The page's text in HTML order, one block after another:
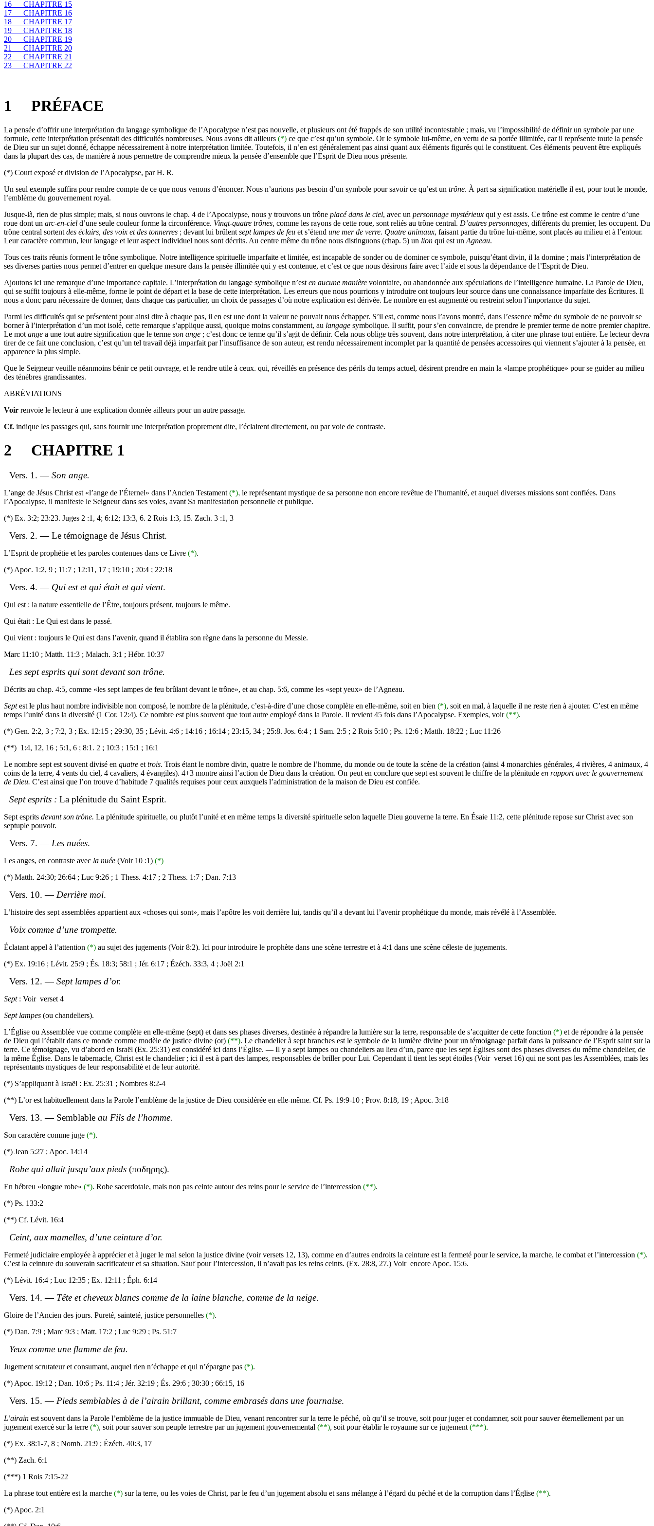
16
CHAPITRE 15
17
CHAPITRE 16
18
CHAPITRE 17
19
CHAPITRE 18
20
CHAPITRE 19
21
CHAPITRE 20
22
CHAPITRE 21
23
CHAPITRE 22
1 PRÉFACE
La pensée d’offrir une interprétation du langage symbolique de l’Apocalypse n’est pas nouvelle, et plusieurs ont été frappés de son utilité incontestable ; mais, vu l’impossibilité de définir un symbole par une
formule, cette interprétation présentait des difficultés nombreuses. Nous avons dit ailleurs (*) ce que c’est qu’un symbole. Or le symbole lui-même, en vertu de sa portée illimitée, car il représente toute la pensée
de Dieu sur un sujet donné, échappe nécessairement à notre interprétation limitée. Toutefois, il n’en est généralement pas ainsi quant aux éléments figurés qui le constituent. Ces éléments peuvent être expliqués
dans la plupart des cas, de manière à nous permettre de comprendre mieux la pensée d’ensemble que l’Esprit de Dieu nous présente.
(*) Court exposé et division de l’Apocalypse, par H. R.
Un seul exemple suffira pour rendre compte de ce que nous venons d’énoncer. Nous n’aurions pas besoin d’un symbole pour savoir ce qu’est un trône. À part sa signification matérielle il est, pour tout le monde,
l’emblème du gouvernement royal.
Jusque-là, rien de plus simple; mais, si nous ouvrons le chap. 4 de l’Apocalypse, nous y trouvons un trône placé dans le ciel, avec un personnage mystérieux qui y est assis. Ce trône est comme le centre d’une
roue dont un arc-en-ciel d’une seule couleur forme la circonférence. Vingt-quatre trônes, comme les rayons de cette roue, sont reliés au trône central. D’autres personnages, différents du premier, les occupent. Du
trône central sortent des éclairs, des voix et des tonnerres ; devant lui brûlent sept lampes de feu et s’étend une mer de verre. Quatre animaux, faisant partie du trône lui-même, sont placés au milieu et à l’entour.
Leur caractère commun, leur langage et leur aspect individuel nous sont décrits. Au centre même du trône nous distinguons (chap. 5) un lion qui est un Agneau.
Tous ces traits réunis forment le trône symbolique. Notre intelligence spirituelle imparfaite et limitée, est incapable de sonder ou de dominer ce symbole, puisqu’étant divin, il la domine ; mais l’interprétation de
ses diverses parties nous permet d’entrer en quelque mesure dans la pensée illimitée qui y est contenue, et c’est ce que nous désirons faire avec l’aide et sous la dépendance de l’Esprit de Dieu.
Ajoutons ici une remarque d’une importance capitale. L’interprétation du langage symbolique n’est en aucune manière volontaire, ou abandonnée aux spéculations de l’intelligence humaine. La Parole de Dieu,
qui se suffit toujours à elle-même, forme le point de départ et la base de cette interprétation. Les erreurs que nous pourrions y introduire ont toujours leur source dans une connaissance imparfaite des Écritures. Il
nous a donc paru nécessaire de donner, dans chaque cas particulier, un choix de passages d’où notre explication est dérivée. Le nombre en est augmenté ou restreint selon l’importance du sujet.
Parmi les difficultés qui se présentent pour ainsi dire à chaque pas, il en est une dont la valeur ne pouvait nous échapper. S’il est, comme nous l’avons montré, dans l’essence même du symbole de ne pouvoir se
borner à l’interprétation d’un mot isolé, cette remarque s’applique aussi, quoique moins constamment, au langage symbolique. Il suffit, pour s’en convaincre, de prendre le premier terme de notre premier chapitre.
Le mot ange a une tout autre signification que le terme son ange ; c’est donc ce terme qu’il s’agit de définir. Cela nous oblige très souvent, dans notre interprétation, à citer une phrase tout entière. Le lecteur devra
tirer de ce fait une conclusion, c’est qu’un tel travail déjà imparfait par l’insuffisance de son auteur, est rendu nécessairement incomplet par la quantité de pensées accessoires qui viennent s’ajouter à la pensée, en
apparence la plus simple.
Que le Seigneur veuille néanmoins bénir ce petit ouvrage, et le rendre utile à ceux. qui, réveillés en présence des périls du temps actuel, désirent prendre en main la «lampe prophétique» pour se guider au milieu
des ténèbres grandissantes.
ABRÉVIATIONS
Voir renvoie le lecteur à une explication donnée ailleurs pour un autre passage.
Cf. indique les passages qui, sans fournir une interprétation proprement dite, l’éclairent directement, ou par voie de contraste.
2 CHAPITRE 1
Vers. 1. —Son ange.
L’ange de Jésus Christ est «l’ange de l’Éternel» dans l’Ancien Testament (*), le représentant mystique de sa personne non encore revêtue de l’humanité, et auquel diverses missions sont confiées. Dans
l’Apocalypse, il manifeste le Seigneur dans ses voies, avant Sa manifestation personnelle et publique.
(*) Ex. 3:2; 23:23. Juges 2 :1, 4; 6:12; 13:3, 6. 2 Rois 1:3, 15. Zach. 3 :1, 3
Vers. 2. — Le témoignage de Jésus Christ.
L’Esprit de prophétie et les paroles contenues dans ce Livre (*).
(*) Apoc. 1:2, 9 ; 11:7 ; 12:11, 17 ; 19:10 ; 20:4 ; 22:18
Vers. 4. — Qui est et qui était et qui vient.
Qui est : la nature essentielle de l’Être, toujours présent, toujours le même.
Qui était : Le Qui est dans le passé.
Qui vient : toujours le Qui est dans l’avenir, quand il établira son règne dans la personne du Messie.
Marc 11:10 ; Matth. 11:3 ; Malach. 3:1 ; Hébr. 10:37
Les sept esprits qui sont devant son trône.
Décrits au chap. 4:5, comme «les sept lampes de feu brûlant devant le trône», et au chap. 5:6, comme les «sept yeux» de l’Agneau.
Septest le plus haut nombre indivisible non composé, le nombre de la plénitude, c’est-à-dire d’une chose complète en elle-même, soit en bien (*), soit en mal, à laquelle il ne reste rien à ajouter. C’est en même
temps l’unité dans la diversité (1 Cor. 12:4). Ce nombre est plus souvent que tout autre employé dans la Parole. Il revient 45 fois dans l’Apocalypse. Exemples, voir(**).
(*) Gen. 2:2, 3 ; 7:2, 3 ; Ex. 12:15 ; 29:30, 35 ; Lévit. 4:6 ; 14:16 ; 16:14 ; 23:15, 34 ; 25:8. Jos. 6:4 ; 1 Sam. 2:5 ; 2 Rois 5:10 ; Ps. 12:6 ; Matth. 18:22 ; Luc 11:26
(**) 1:4, 12, 16 ; 5:1, 6 ; 8:1. 2 ; 10:3 ; 15:1 ; 16:1
Le nombre sept est souvent divisé en quatre et trois. Trois étant le nombre divin, quatre le nombre de l’homme, du monde ou de toute la scène de la création (ainsi 4 monarchies générales, 4 rivières, 4 animaux, 4
coins de la terre, 4 vents du ciel, 4 cavaliers, 4 évangiles). 4+3 montre ainsi l’action de Dieu dans la création. On peut en conclure que sept est souvent le chiffre de la plénitude en rapport avec le gouvernement
de Dieu. C’est ainsi que l’on trouve d’habitude 7 qualités requises pour ceux auxquels l’administration de la maison de Dieu est confiée.
Sept esprits : La plénitude du Saint Esprit.
Sept esprits devant son trône. La plénitude spirituelle, ou plutôt l’unité et en même temps la diversité spirituelle selon laquelle Dieu gouverne la terre. En Ésaie 11:2, cette plénitude repose sur Christ avec son
septuple pouvoir.
Vers. 7. — Les nuées.
Les anges, en contraste avec la nuée (Voir 10 :1) (*)
(*) Matth. 24:30; 26:64 ; Luc 9:26 ; 1 Thess. 4:17 ; 2 Thess. 1:7 ; Dan. 7:13
Vers. 10. — Derrière moi.
L’histoire des sept assemblées appartient aux «choses qui sont», mais l’apôtre les voit derrière lui, tandis qu’il a devant lui l’avenir prophétique du monde, mais révélé à l’Assemblée.
Voix comme d’une trompette.
Éclatant appel à l’attention (*) au sujet des jugements (Voir 8:2). Ici pour introduire le prophète dans une scène terrestre et à 4:1 dans une scène céleste de jugements.
(*) Ex. 19:16 ; Lévit. 25:9 ; És. 18:3; 58:1 ; Jér. 6:17 ; Ézéch. 33:3, 4 ; Joël 2:1
Vers. 12. —Sept lampes d’or.
Sept: Voir verset 4
Sept lampes (ou chandeliers).
L’Église ou Assemblée vue comme complète en elle-même (sept) et dans ses phases diverses, destinée à répandre la lumière sur la terre, responsable de s’acquitter de cette fonction (*) et de répondre à la pensée
de Dieu qui l’établit dans ce monde comme modèle de justice divine (or) (**). Le chandelier à sept branches est le symbole de la lumière divine pour un témoignage parfait dans la puissance de l’Esprit saint sur la
terre. Ce témoignage, vu d’abord en Israël (Ex. 25:31) est considéré ici dans l’Église. — Il y a sept lampes ou chandeliers au lieu d’un, parce que les sept Églises sont des phases diverses du même chandelier, de
la même Église. Dans le tabernacle, Christ est le chandelier ; ici il est à part des lampes, responsables de briller pour Lui. Cependant il tient les sept étoiles (Voir verset 16) qui ne sont pas les Assemblées, mais les
représentants mystiques de leur responsabilité et de leur autorité.
(*) S’appliquant à Israël : Ex. 25:31 ; Nombres 8:2-4
(**) L’or est habituellement dans la Parole l’emblème de la justice de Dieu considérée en elle-même. Cf. Ps. 19:9-10 ; Prov. 8:18, 19 ; Apoc. 3:18
Vers. 13. — Semblableau Fils de l’homme.
Son caractère comme juge (*).
(*) Jean 5:27 ; Apoc. 14:14
Robe qui allait jusqu’aux pieds (ποδηρης).
En hébreu «longue robe» (*). Robe sacerdotale, mais non pas ceinte autour des reins pour le service de l’intercession (**).
(*) Ps. 133:2
(**) Cf. Lévit. 16:4
Ceint, aux mamelles, d’une ceinture d’or.
Fermeté judiciaire employée à apprécier et à juger le mal selon la justice divine (voir versets 12, 13), comme en d’autres endroits la ceinture est la fermeté pour le service, la marche, le combat et l’intercession (*).
C’est la ceinture du souverain sacrificateur et sa situation. Sauf pour l’intercession, il n’avait pas les reins ceints. (Ex. 28:8, 27.) Voir encore Apoc. 15:6.
(*) Lévit. 16:4 ; Luc 12:35 ; Ex. 12:11 ; Éph. 6:14
Vers. 14. — Tête et cheveux blancs comme de la laine blanche, comme de la neige.
Gloire de l’Ancien des jours. Pureté, sainteté, justice personnelles (*).
(*) Dan. 7:9 ; Marc 9:3 ; Matt. 17:2 ; Luc 9:29 ; Ps. 51:7
Yeux comme une flamme de feu.
Jugement scrutateur et consumant, auquel rien n’échappe et qui n’épargne pas (*).
(*) Apoc. 19:12 ; Dan. 10:6 ; Ps. 11:4 ; Jér. 32:19 ; És. 29:6 ; 30:30 ; 66:15, 16
Vers. 15. — Pieds semblables à de l’airain brillant, comme embrasés dans une fournaise.
L’airain est souvent dans la Parole l’emblème de la justice immuable de Dieu, venant rencontrer sur la terre le péché, où qu’il se trouve, soit pour juger et condamner, soit pour sauver éternellement par un
jugement exercé sur la terre (*), soit pour sauver son peuple terrestre par un jugement gouvernemental (**), soit pour établir le royaume sur ce jugement (***).
(*) Ex. 38:1-7, 8 ; Nomb. 21:9 ; Ézéch. 40:3, 17
(**) Zach. 6:1
(***) 1 Rois 7:15-22
La phrase tout entière est la marche (*) sur la terre, ou les voies de Christ, par le feu d’un jugement absolu et sans mélange à l’égard du péché et de la corruption dans l’Église (**).
(*) Apoc. 2:1